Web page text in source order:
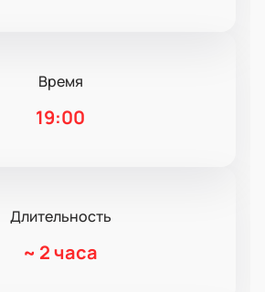
Время
19:00
Длительность
~ 2 часа